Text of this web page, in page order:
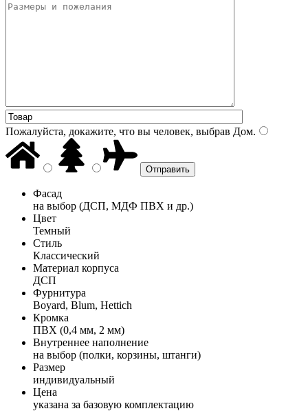
Пожалуйста, докажите, что вы человек, выбрав Дом.
Фасад
на выбор (ДСП, МДФ ПВХ и др.)
Цвет
Темный
Стиль
Классический
Материал корпуса
ДСП
Фурнитура
Boyard, Blum, Hettich
Кромка
ПВХ (0,4 мм, 2 мм)
Внутреннее наполнение
на выбор (полки, корзины, штанги)
Размер
индивидуальный
Цена
указана за базовую комплектацию